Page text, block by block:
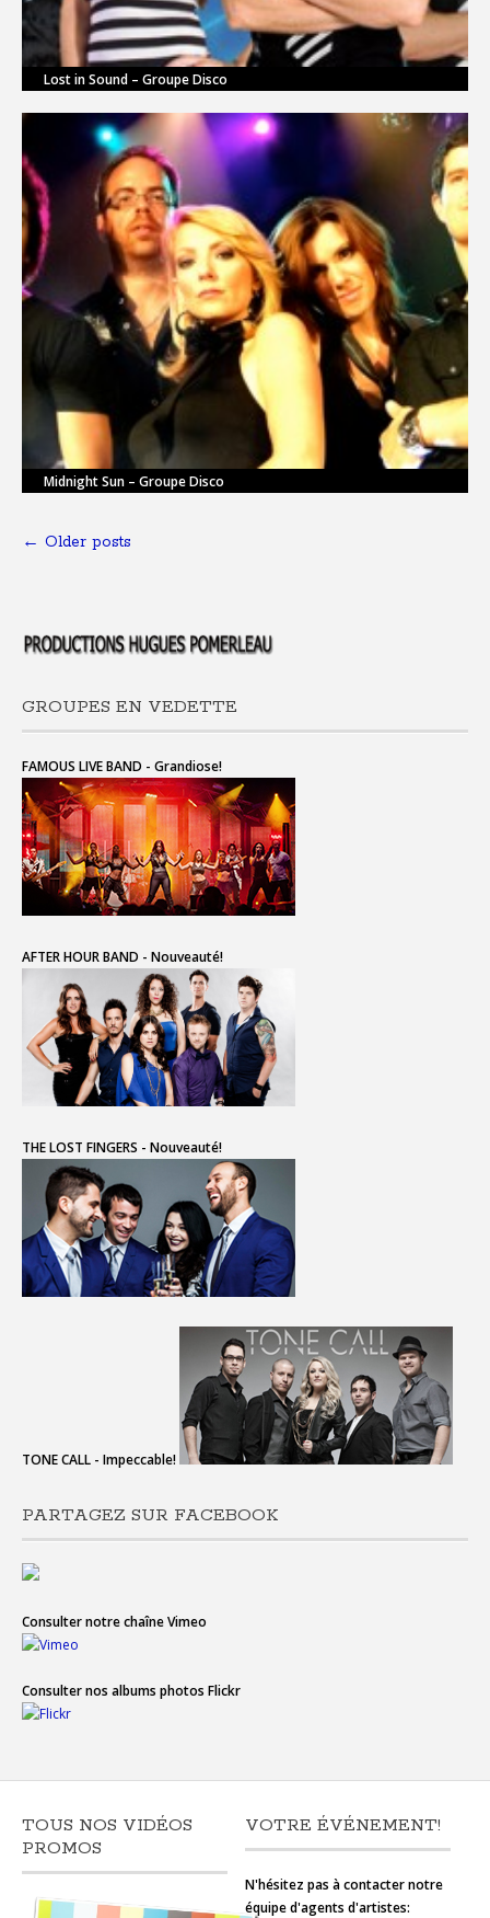
Lost in Sound – Groupe Disco
Midnight Sun – Groupe Disco
← Older posts
GROUPES EN VEDETTE
FAMOUS LIVE BAND - Grandiose!
AFTER HOUR BAND - Nouveauté!
THE LOST FINGERS - Nouveauté!
TONE CALL - Impeccable!
PARTAGEZ SUR FACEBOOK
Consulter notre chaîne Vimeo
Consulter nos albums photos Flickr
TOUS NOS VIDÉOS
PROMOS
VOTRE ÉVÉNEMENT!
N'hésitez pas à contacter notre
équipe d'agents d'artistes: